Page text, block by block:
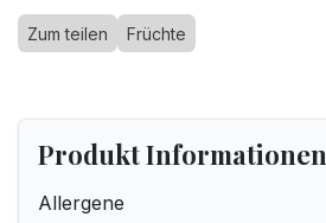
Zum teilen Früchte
Produkt Informationen
Allergene